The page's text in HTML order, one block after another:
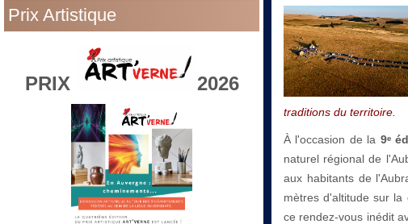
Prix Artistique
PRIX 2026
traditions du territoire.
À l'occasion de la 9ᵉ
naturel régional de
aux habitants de
mètres d'altitude sur la
ce rendez-vous inédit